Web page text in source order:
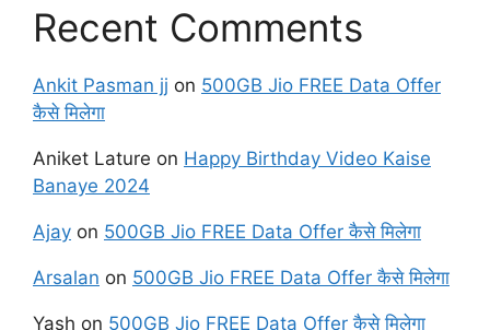
Recent Comments
Ankit Pasman jj on 500GB Jio FREE Data Offer
कैसे मिलेगा
Aniket Lature on Happy Birthday Video Kaise
Banaye 2024
Ajay on 500GB Jio FREE Data Offer कैसे मिलेगा
Arsalan on 500GB Jio FREE Data Offer कैसे मिलेगा
Yash on 500GB Jio FREE Data Offer कैसे मिलेगा